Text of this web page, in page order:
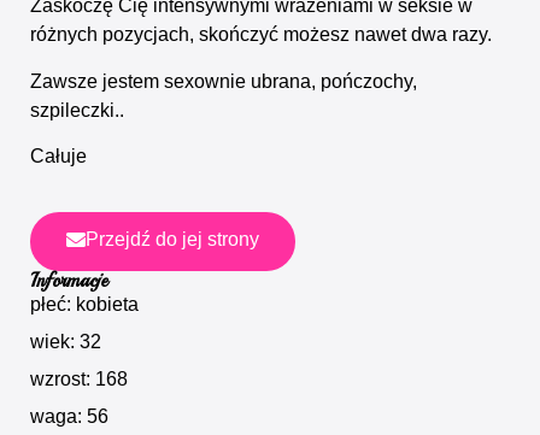
Zaskoczę Cię intensywnymi wrażeniami w seksie w
różnych pozycjach, skończyć możesz nawet dwa razy.
Zawsze jestem sexownie ubrana, pończochy,
szpileczki..
Całuje
Przejdź do jej strony
Informacje
płeć: kobieta
wiek: 32
wzrost: 168
waga: 56